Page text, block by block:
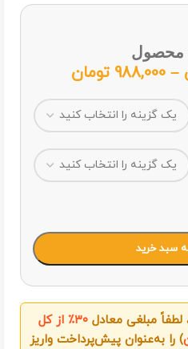
محصول
–
988,000 تومان
سبد خرید
مبلغی معادل
۳۰٪ از کل
) را به‌عنوان پیش‌پرداخت واریز